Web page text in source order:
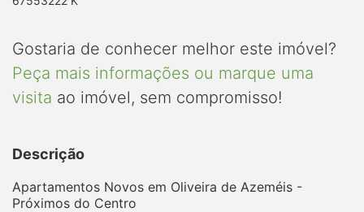
Gostaria de conhecer melhor este imóvel?
Peça mais informações ou marque uma
visita ao imóvel, sem compromisso!
Descrição
Apartamentos Novos em Oliveira de Azeméis -
Próximos do Centro